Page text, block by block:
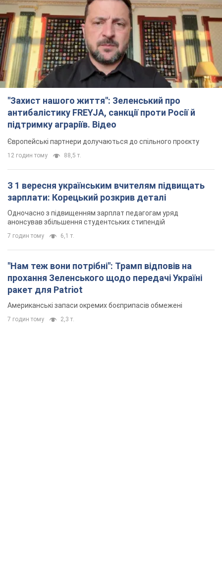
"Захист нашого життя": Зеленський про
антибалістику FREYJA, санкції проти Росії й
підтримку аграріїв. Відео
Європейські партнери долучаються до спільного проєкту
12 годин тому 88,5 т.
З 1 вересня українським вчителям підвищать
зарплати: Корецький розкрив деталі
Одночасно з підвищенням зарплат педагогам уряд
анонсував збільшення студентських стипендій
7 годин тому 6,1 т.
"Нам теж вони потрібні": Трамп відповів на
прохання Зеленського щодо передачі Україні
ракет для Patriot
Американські запаси окремих боєприпасів обмежені
7 годин тому 2,3 т.